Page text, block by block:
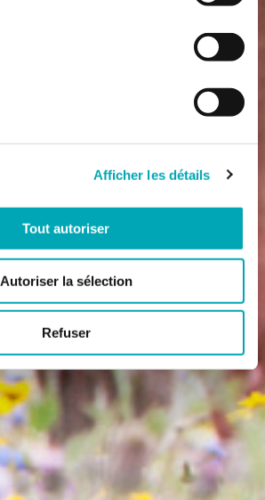
Afficher les détails
Tout autoriser
Autoriser la sélection
Refuser